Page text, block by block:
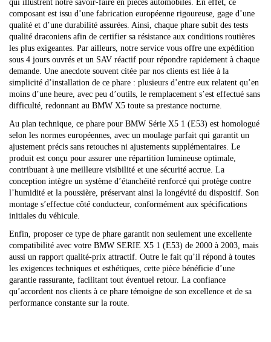
qui illustrent notre savoir-faire en pièces automobiles. En effet, ce
composant est issu d’une fabrication européenne rigoureuse, gage d’une
qualité et d’une durabilité assurées. Ainsi, chaque phare subit des tests
qualité draconiens afin de certifier sa résistance aux conditions routières
les plus exigeantes. Par ailleurs, notre service vous offre une expédition
sous 4 jours ouvrés et un SAV réactif pour répondre rapidement à chaque
demande. Une anecdote souvent citée par nos clients est liée à la
simplicité d’installation de ce phare : plusieurs d’entre eux relatent qu’en
moins d’une heure, avec peu d’outils, le remplacement s’est effectué sans
difficulté, redonnant au BMW X5 toute sa prestance nocturne.
Au plan technique, ce phare pour BMW Série X5 1 (E53) est homologué
selon les normes européennes, avec un moulage parfait qui garantit un
ajustement précis sans retouches ni ajustements supplémentaires. Le
produit est conçu pour assurer une répartition lumineuse optimale,
contribuant à une meilleure visibilité et une sécurité accrue. La
conception intègre un système d’étanchéité renforcé qui protège contre
l’humidité et la poussière, préservant ainsi la longévité du dispositif. Son
montage s’effectue côté conducteur, conformément aux spécifications
initiales du véhicule.
Enfin, proposer ce type de phare garantit non seulement une excellente
compatibilité avec votre BMW SERIE X5 1 (E53) de 2000 à 2003, mais
aussi un rapport qualité-prix attractif. Outre le fait qu’il répond à toutes
les exigences techniques et esthétiques, cette pièce bénéficie d’une
garantie rassurante, facilitant tout éventuel retour. La confiance
qu’accordent nos clients à ce phare témoigne de son excellence et de sa
performance constante sur la route.